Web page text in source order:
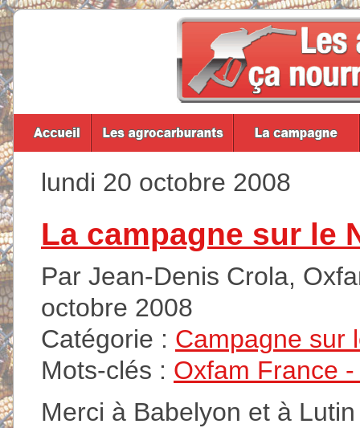
lundi 20 octobre 2008
La campagne sur le
Par Jean-Denis Crola,
octobre 2008
Catégorie : Campagne sur
Mots-clés : Oxfam France -
Merci à Babelyon et à